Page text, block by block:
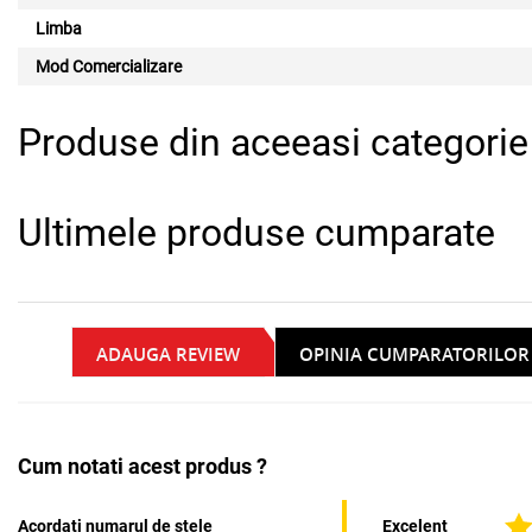
Limba
Mod Comercializare
Produse din aceeasi categorie
Ultimele produse cumparate
ADAUGA REVIEW OPINIA CUMPARATORILOR
Cum notati acest produs ?
Acordati numarul de stele
Excelent